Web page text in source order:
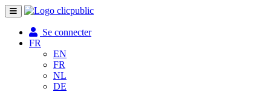
Toggle
navigation
Se connecter
FR
EN
FR
NL
DE